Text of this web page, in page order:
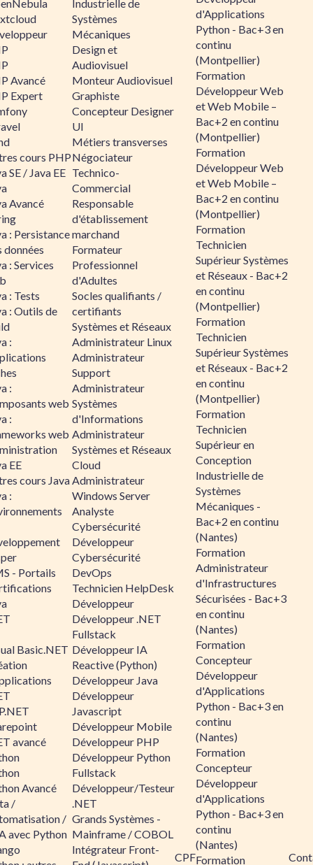
Avancé
Expert
cours PHP
SE / Java EE
Avancé
: Persistance
données
: Services
: Tests
: Outils de
:
:
web
:
web
EE
cours Java
:
- Portails
Basic.NET
avancé
Avancé
/
/
avec Python
Industrielle de
Systèmes
Mécaniques
Design et
Audiovisuel
Monteur Audiovisuel
Graphiste
Concepteur Designer
UI
Métiers transverses
Négociateur
Technico-
Commercial
Responsable
d'établissement
marchand
Formateur
Professionnel
d'Adultes
Socles qualifiants /
certifiants
Systèmes et Réseaux
Administrateur Linux
Administrateur
Support
Administrateur
Systèmes
d'Informations
Administrateur
Systèmes et Réseaux
Cloud
Administrateur
Windows Server
Analyste
Cybersécurité
Développeur
Cybersécurité
DevOps
Technicien HelpDesk
Développeur
Développeur .NET
Fullstack
Développeur IA
Reactive (Python)
Développeur Java
Développeur
Javascript
Développeur Mobile
Développeur PHP
Développeur Python
Fullstack
Développeur/Testeur
.NET
Grands Systèmes -
Mainframe / COBOL
Intégrateur Front-
CPF
d'Applications
Python - Bac+3 en
continu
(Montpellier)
Formation
Développeur Web
et Web Mobile –
Bac+2 en continu
(Montpellier)
Formation
Développeur Web
et Web Mobile –
Bac+2 en continu
(Montpellier)
Formation
Technicien
Supérieur Systèmes
et Réseaux - Bac+2
en continu
(Montpellier)
Formation
Technicien
Supérieur Systèmes
et Réseaux - Bac+2
en continu
(Montpellier)
Formation
Technicien
Supérieur en
Conception
Industrielle de
Systèmes
Mécaniques -
Bac+2 en continu
(Nantes)
Formation
Administrateur
d'Infrastructures
Sécurisées - Bac+3
en continu
(Nantes)
Formation
Concepteur
Développeur
d'Applications
Python - Bac+3 en
continu
(Nantes)
Formation
Concepteur
Développeur
d'Applications
Python - Bac+3 en
continu
(Nantes)
Formation